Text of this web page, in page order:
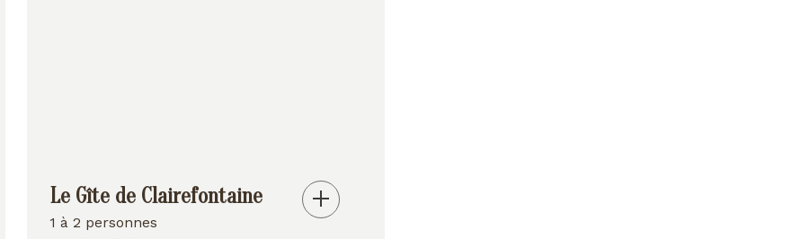
Le Gîte de Clairefontaine
1 à 2 personnes